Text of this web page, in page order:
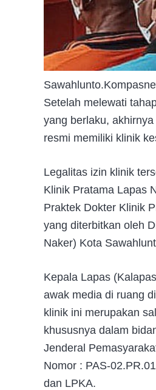
Setelah melewati
yang berlaku,
resmi memiliki klinik
Legalitas izin klinik
Klinik Pratama Lapas
Praktek Dokter Klinik
yang diterbitkan oleh
Naker) Kota
Kepala Lapas
awak media di ruang
klinik ini merupakan
khususnya dalam
Jenderal
Nomor : PAS-
dan LPKA.